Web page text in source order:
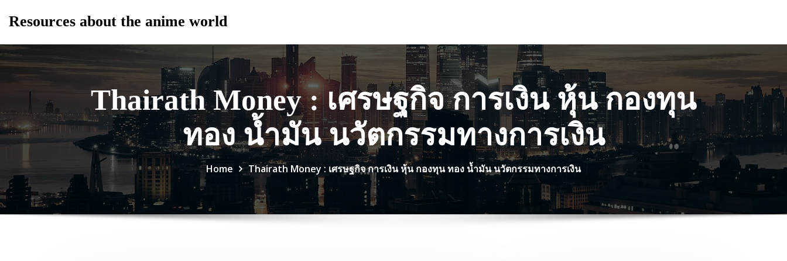
Resources about the anime world
Thairath Money : เศรษฐกิจ การเงิน หุ้น กองทุน
ทอง น้ำมัน นวัตกรรมทางการเงิน
Home Thairath Money : เศรษฐกิจ การเงิน หุ้น กองทุน ทอง น้ำมัน นวัตกรรมทางการเงิน